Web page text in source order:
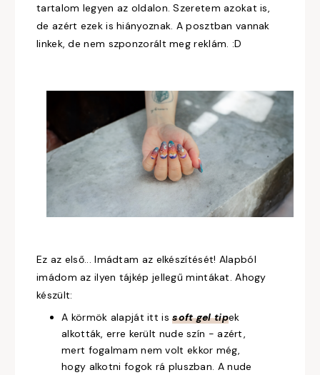
tartalom legyen az oldalon. Szeretem azokat is,
de azért ezek is hiányoznak. A posztban vannak
linkek, de nem szponzorált meg reklám. :D
Ez az első... Imádtam az elkészítését! Alapból
imádom az ilyen tájkép jellegű mintákat. Ahogy
készült:
A körmök alapját itt issoft gel tipek
alkották, erre került nude szín - azért,
mert fogalmam nem volt ekkor még,
hogy alkotni fogok rá pluszban. A nude